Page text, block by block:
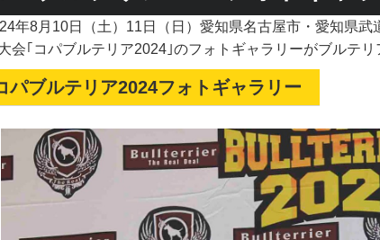
年8月10日（土）11日（日）愛知県名古屋市・愛知県
会｢コパブルテリア2024｣のフォトギャラリーがブルテ
パブルテリア2024フォトギャラリー